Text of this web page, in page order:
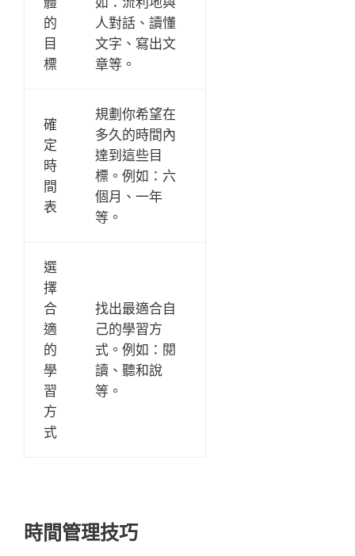
的
目
標
人對話、讀懂
文字、寫出文
章等。
確
定
時
間
表
規劃你希望在
多久的時間內
達到這些目
標。例如：六
個月、一年
等。
選
擇
合
適
的
學
習
方
式
找出最適合自
己的學習方
式。例如：閱
讀、聽和說
等。
時間管理技巧